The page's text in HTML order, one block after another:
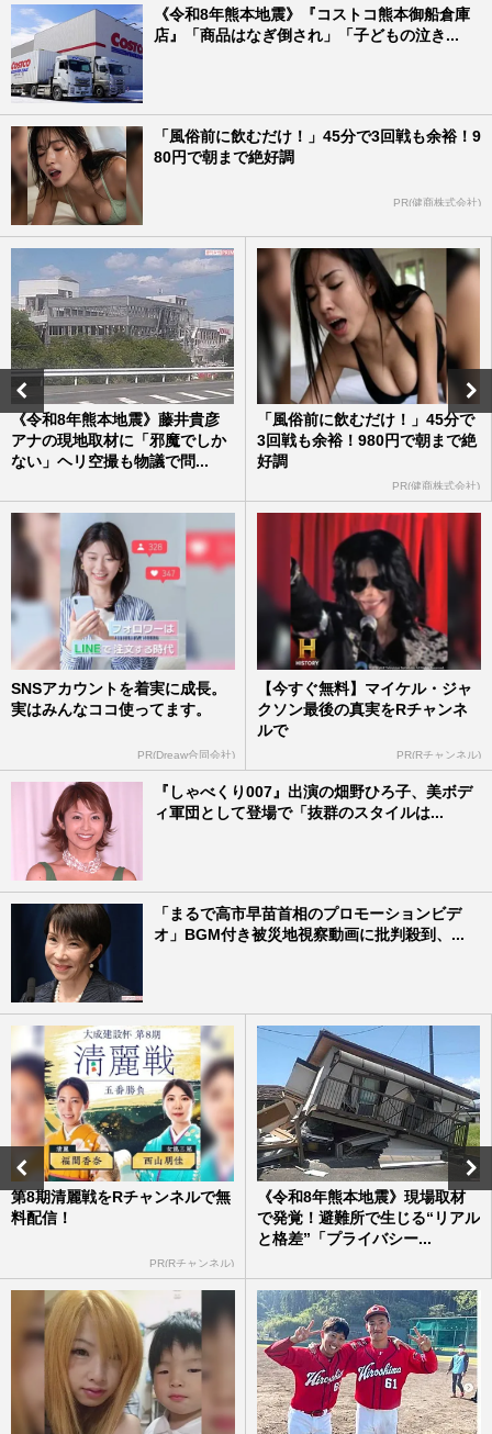
《令和8年熊本地震》『コストコ熊本御船倉庫
店』「商品はなぎ倒され」「子どもの泣き...
「風俗前に飲むだけ！」45分で3回戦も余裕！9
80円で朝まで絶好調
PR(健商株式会社)
《令和8年熊本地震》藤井貴彦
アナの現地取材に「邪魔でしか
ない」ヘリ空撮も物議で問...
「風俗前に飲むだけ！」45分で
3回戦も余裕！980円で朝まで絶
好調
PR(健商株式会社)
SNSアカウントを着実に成長。
実はみんなココ使ってます。
PR(Dreaw合同会社)
【今すぐ無料】マイケル・ジャ
クソン最後の真実をRチャンネ
ルで
PR(Rチャンネル)
『しゃべくり007』出演の畑野ひろ子、美ボデ
ィ軍団として登場で「抜群のスタイルは...
「まるで高市早苗首相のプロモーションビデ
オ」BGM付き被災地視察動画に批判殺到、...
第8期清麗戦をRチャンネルで無
料配信！
PR(Rチャンネル)
《令和8年熊本地震》現場取材
で発覚！避難所で生じる“リアル
と格差”「プライバシー...